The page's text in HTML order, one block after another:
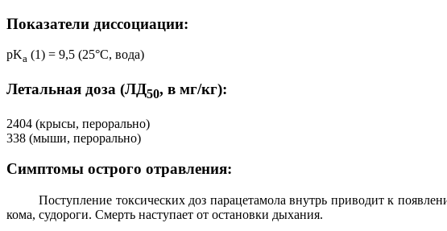
Показатели диссоциации:
pKa (1) = 9,5 (25°C, вода)
Летальная доза (ЛД50, в мг/кг):
2404 (крысы, перорально)
338 (мыши, перорально)
Симптомы острого отравления:
Поступление токсических доз парацетамола внутрь приводит к
кома, судороги. Смерть наступает от остановки дыхания.